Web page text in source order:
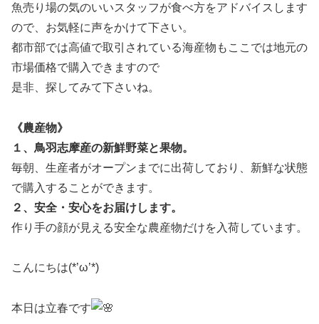
魚売り場の気のいいスタッフが食べ方をアドバイスします
ので、お気軽に声をかけて下さい。
都市部では高値で取引されている海産物もここでは地元の
市場価格で購入できますので
是非、探してみて下さいね。
《農産物》
１、鳥羽志摩産の新鮮野菜と果物。
毎朝、生産者がオープンまでに出荷しており、新鮮な状態
で購入することができます。
２、安全・安心をお届けします。
作り手の顔が見える安全な農産物だけを入荷しています。
こんにちは(*’ω’*)
本日は立春です